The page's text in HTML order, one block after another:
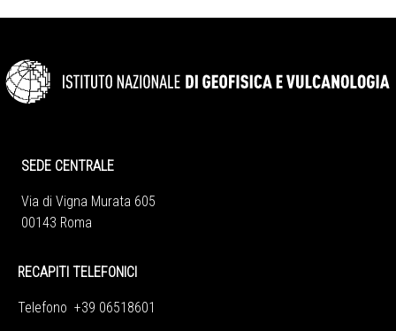
SEDE CENTRALE
Via di Vigna Murata 605
00143 Roma
RECAPITI TELEFONICI
Telefono +39 06518601